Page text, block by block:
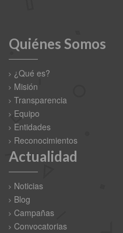
Quiénes Somos
¿Qué es?
Misión
Transparencia
Equipo
Entidades
Reconocimientos
Actualidad
Noticias
Blog
Campañas
Convocatorias